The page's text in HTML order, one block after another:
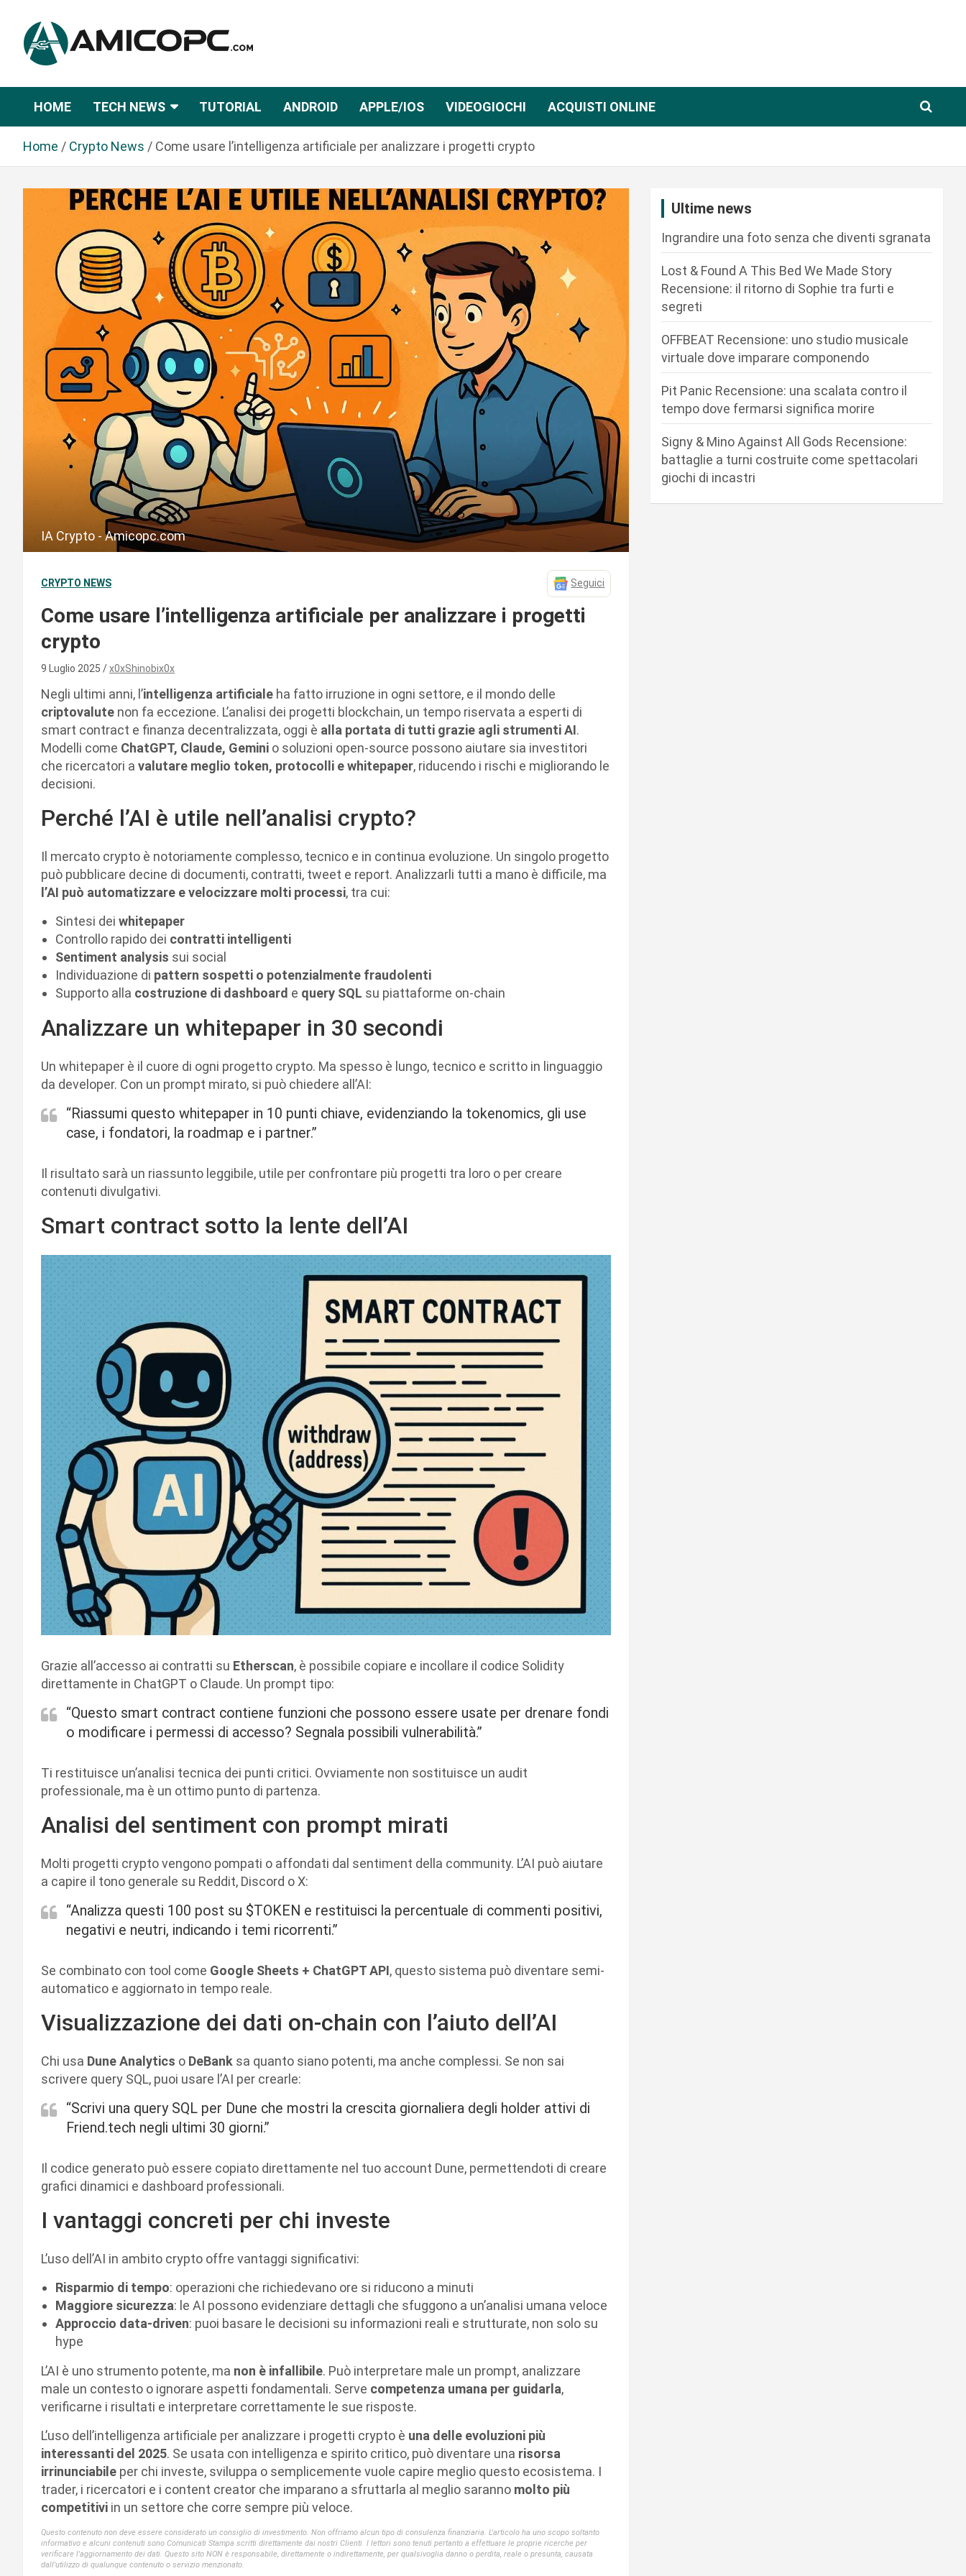
n
Amicopc.com
HOME TECH NEWS TUTORIAL ANDROID APPLE/IOS VIDEOGIOCHI ACQUISTI ONLINE
Home Crypto News Come usare l’intelligenza artificiale per analizzare i progetti crypto
IA Crypto - Amicopc.com
CRYPTO NEWS Seguici
Come usare l’intelligenza artificiale per analizzare i progetti
crypto
9 Luglio 2025 x0xShinobix0x
Negli ultimi anni, l’intelligenza artificiale ha fatto irruzione in ogni settore, e il mondo delle
criptovalute non fa eccezione. L’analisi dei progetti blockchain, un tempo riservata a esperti di
smart contract e finanza decentralizzata, oggi è alla portata di tutti grazie agli strumenti AI.
Modelli come ChatGPT, Claude, Gemini o soluzioni open-source possono aiutare sia investitori
che ricercatori a valutare meglio token, protocolli e whitepaper, riducendo i rischi e migliorando le
decisioni.
Perché l’AI è utile nell’analisi crypto?
Il mercato crypto è notoriamente complesso, tecnico e in continua evoluzione. Un singolo progetto
può pubblicare decine di documenti, contratti, tweet e report. Analizzarli tutti a mano è difficile, ma
l’AI può automatizzare e velocizzare molti processi, tra cui:
Sintesi dei whitepaper
Controllo rapido dei contratti intelligenti
Sentiment analysis sui social
Individuazione di pattern sospetti o potenzialmente fraudolenti
Supporto alla costruzione di dashboard e query SQL su piattaforme on-chain
Analizzare un whitepaper in 30 secondi
Un whitepaper è il cuore di ogni progetto crypto. Ma spesso è lungo, tecnico e scritto in linguaggio
da developer. Con un prompt mirato, si può chiedere all’AI:
“Riassumi questo whitepaper in 10 punti chiave, evidenziando la tokenomics, gli use
case, i fondatori, la roadmap e i partner.”
Il risultato sarà un riassunto leggibile, utile per confrontare più progetti tra loro o per creare
contenuti divulgativi.
Smart contract sotto la lente dell’AI
Grazie all’accesso ai contratti su Etherscan, è possibile copiare e incollare il codice Solidity
direttamente in ChatGPT o Claude. Un prompt tipo:
“Questo smart contract contiene funzioni che possono essere usate per drenare fondi
o modificare i permessi di accesso? Segnala possibili vulnerabilità.”
Ti restituisce un’analisi tecnica dei punti critici. Ovviamente non sostituisce un audit
professionale, ma è un ottimo punto di partenza.
Analisi del sentiment con prompt mirati
Molti progetti crypto vengono pompati o affondati dal sentiment della community. L’AI può aiutare
a capire il tono generale su Reddit, Discord o X:
“Analizza questi 100 post su $TOKEN e restituisci la percentuale di commenti positivi,
negativi e neutri, indicando i temi ricorrenti.”
Se combinato con tool come Google Sheets + ChatGPT API, questo sistema può diventare semi-
automatico e aggiornato in tempo reale.
Visualizzazione dei dati on-chain con l’aiuto dell’AI
Chi usa Dune Analytics o DeBank sa quanto siano potenti, ma anche complessi. Se non sai
scrivere query SQL, puoi usare l’AI per crearle:
“Scrivi una query SQL per Dune che mostri la crescita giornaliera degli holder attivi di
Friend.tech negli ultimi 30 giorni.”
Il codice generato può essere copiato direttamente nel tuo account Dune, permettendoti di creare
grafici dinamici e dashboard professionali.
I vantaggi concreti per chi investe
L’uso dell’AI in ambito crypto offre vantaggi significativi:
Risparmio di tempo: operazioni che richiedevano ore si riducono a minuti
Maggiore sicurezza: le AI possono evidenziare dettagli che sfuggono a un’analisi umana veloce
Approccio data-driven: puoi basare le decisioni su informazioni reali e strutturate, non solo su
hype
L’AI è uno strumento potente, ma non è infallibile. Può interpretare male un prompt, analizzare
male un contesto o ignorare aspetti fondamentali. Serve competenza umana per guidarla,
verificarne i risultati e interpretare correttamente le sue risposte.
L’uso dell’intelligenza artificiale per analizzare i progetti crypto è una delle evoluzioni più
interessanti del 2025. Se usata con intelligenza e spirito critico, può diventare una risorsa
irrinunciabile per chi investe, sviluppa o semplicemente vuole capire meglio questo ecosistema. I
trader, i ricercatori e i content creator che imparano a sfruttarla al meglio saranno molto più
competitivi in un settore che corre sempre più veloce.
Questo contenuto non deve essere considerato un consiglio di investimento. Non offriamo alcun tipo di consulenza finanziaria. L'articolo ha uno scopo soltanto
informativo e alcuni contenuti sono Comunicati Stampa scritti direttamente dai nostri Clienti. I lettori sono tenuti pertanto a effettuare le proprie ricerche per
verificare l'aggiornamento dei dati. Questo sito NON è responsabile, direttamente o indirettamente, per qualsivoglia danno o perdita, reale o presunta, causata
dall'utilizzo di qualunque contenuto o servizio menzionato.
Ultime news
Ingrandire una foto senza che diventi sgranata
Lost & Found A This Bed We Made Story
Recensione: il ritorno di Sophie tra furti e
segreti
OFFBEAT Recensione: uno studio musicale
virtuale dove imparare componendo
Pit Panic Recensione: una scalata contro il
tempo dove fermarsi significa morire
Signy & Mino Against All Gods Recensione:
battaglie a turni costruite come spettacolari
giochi di incastri